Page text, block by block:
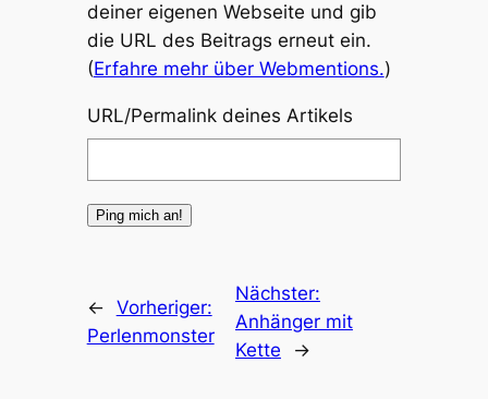
deiner eigenen Webseite und gib
die URL des Beitrags erneut ein.
(Erfahre mehr über Webmentions.)
URL/Permalink deines Artikels
← Vorheriger:
Perlenmonster
Nächster:
Anhänger mit
Kette
→